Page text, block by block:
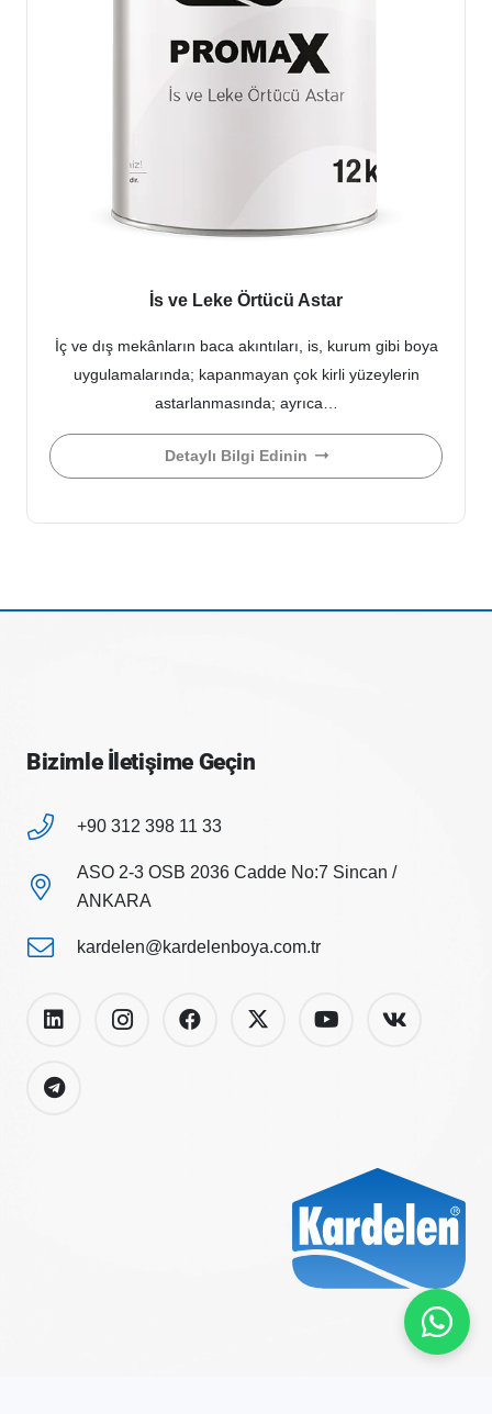
İs ve Leke Örtücü Astar
İç ve dış mekânların baca akıntıları, is, kurum gibi boya
uygulamalarında; kapanmayan çok kirli yüzeylerin
astarlanmasında; ayrıca…
Detaylı Bilgi Edinin
Bizimle İletişime Geçin
+90 312 398 11 33
ASO 2-3 OSB 2036 Cadde No:7 Sincan /
ANKARA
kardelen@kardelenboya.com.tr